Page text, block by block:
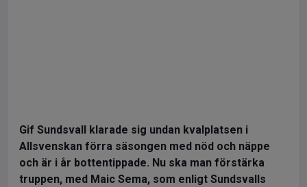
Gif Sundsvall klarade sig undan kvalplatsen i
Allsvenskan förra säsongen med nöd och näppe
och är i år bottentippade. Nu ska man förstärka
truppen, med Maic Sema, som enligt Sundsvalls